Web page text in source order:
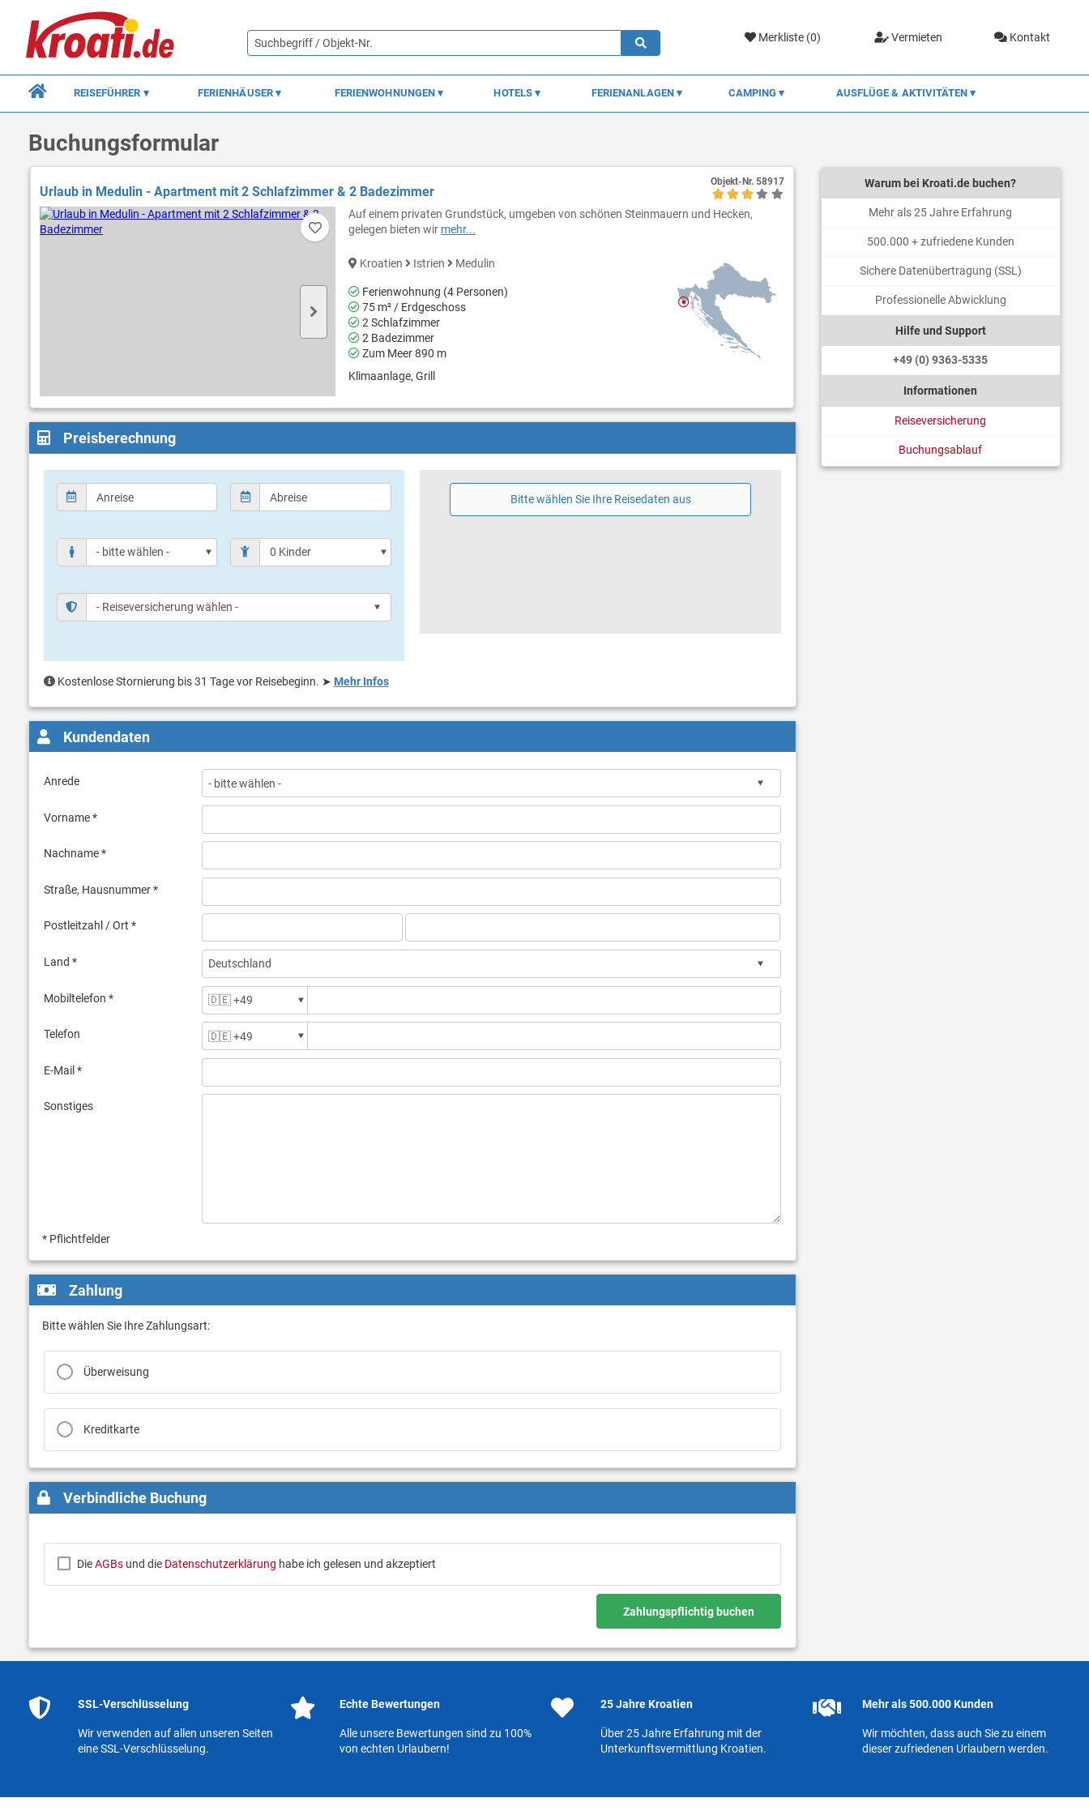
Merkliste (0) Vermieten Kontakt
REISEFÜHRER FERIENHÄUSER FERIENWOHNUNGEN HOTELS FERIENANLAGEN CAMPING AUSFLÜGE & AKTIVITÄTEN
Buchungsformular
Urlaub in Medulin - Apartment mit 2 Schlafzimmer & 2 Badezimmer
Auf einem privaten Grundstück, umgeben von schönen Steinmauern und Hecken,
gelegen bieten wir mehr...
Kroatien Istrien Medulin
Ferienwohnung (4 Personen)
75 m² / Erdgeschoss
2 Schlafzimmer
2 Badezimmer
Zum Meer 890 m
Klimaanlage, Grill
Objekt-Nr.58917
Preisberechnung
Kostenlose Stornierung bis 31 Tage vor Reisebeginn. ➤ Mehr Infos
Bitte wählen Sie Ihre Reisedaten aus
Kundendaten
Anrede
Vorname *
Nachname *
Straße, Hausnummer *
Postleitzahl / Ort *
Land *
Mobiltelefon *
Telefon
E-Mail *
Sonstiges
* Pflichtfelder
Zahlung
Bitte wählen Sie Ihre Zahlungsart:
Überweisung
Kreditkarte
Verbindliche Buchung
DieAGBsund die Datenschutzerklärung habe ich gelesen und akzeptiert
Zahlungspflichtig buchen
Warum bei Kroati.de buchen?
Mehr als 25 Jahre Erfahrung
500.000 + zufriedene Kunden
Sichere Datenübertragung (SSL)
Professionelle Abwicklung
Hilfe und Support
+49 (0) 9363-5335
Informationen
Reiseversicherung
Buchungsablauf
SSL-Verschlüsselung
Wir verwenden auf allen unseren Seiten
eine SSL-Verschlüsselung.
Echte Bewertungen
Alle unsere Bewertungen sind zu 100%
von echten Urlaubern!
25 Jahre Kroatien
Über 25 Jahre Erfahrung mit der
Unterkunftsvermittlung Kroatien.
Mehr als 500.000 Kunden
Wir möchten, dass auch Sie zu einem
dieser zufriedenen Urlaubern werden.